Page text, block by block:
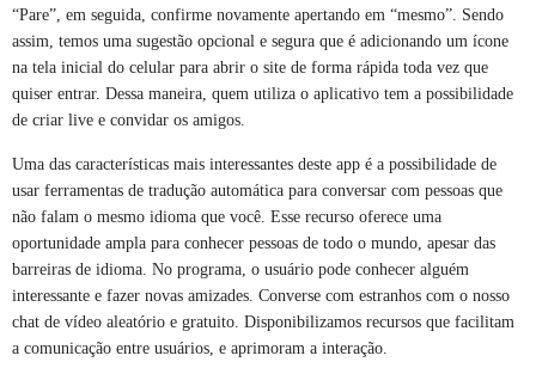
“Pare”, em seguida, confirme novamente apertando em “mesmo”. Sendo
assim, temos uma sugestão opcional e segura que é adicionando um ícone
na tela inicial do celular para abrir o site de forma rápida toda vez que
quiser entrar. Dessa maneira, quem utiliza o aplicativo tem a possibilidade
de criar live e convidar os amigos.
Uma das características mais interessantes deste app é a possibilidade de
usar ferramentas de tradução automática para conversar com pessoas que
não falam o mesmo idioma que você. Esse recurso oferece uma
oportunidade ampla para conhecer pessoas de todo o mundo, apesar das
barreiras de idioma. No programa, o usuário pode conhecer alguém
interessante e fazer novas amizades. Converse com estranhos com o nosso
chat de vídeo aleatório e gratuito. Disponibilizamos recursos que facilitam
a comunicação entre usuários, e aprimoram a interação.